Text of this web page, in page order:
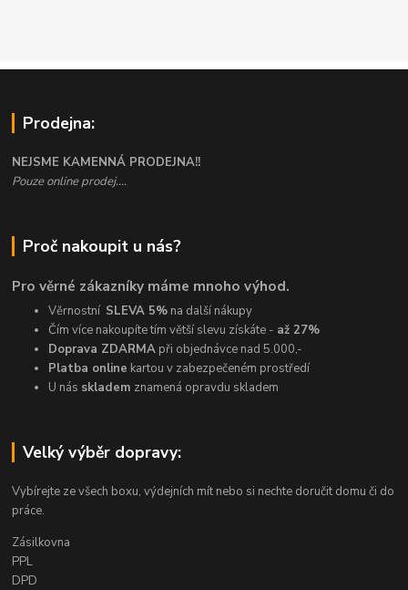
Prodejna:
NEJSME KAMENNÁ PRODEJNA!!
Pouze online prodej....
Proč nakoupit u nás?
Pro věrné zákazníky máme mnoho výhod.
Věrnostní SLEVA 5% na další nákupy
Čím více nakoupíte tím větší slevu získáte - až 27%
Doprava ZDARMA při objednávce nad 5.000,-
Platba online kartou v zabezpečeném prostředí
U nás skladem znamená opravdu skladem
Velký výběr dopravy:
Vybírejte ze všech boxu, výdejních mít nebo si nechte doručit domu či do
práce.
Zásilkovna
PPL
DPD